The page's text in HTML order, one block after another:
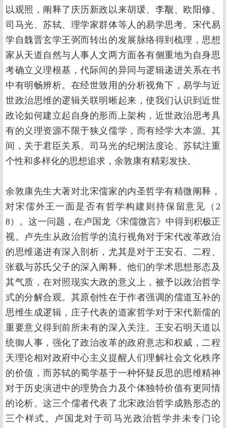
以观照，阐释了庆历新政以来胡瑗、李觏、欧阳修、
司马光、苏轼、理学家群体等人的易学思考。宋代易
学自魏晋玄学王弼而转出的发展脉络得到梳理，思想
家从天道自然与人事人文两方面各有侧重地为自身思
考确立义理根基，代际间的异同与逻辑递进关系在书
中有明畅辨析。在经世致用的分析视角下，易学与近
世政治思维的逻辑关联明晰起来，使我们认识到近世
政论如何建立起自身的形而上架构，近世政治思考具
有的义理资源不限于狭义儒学，而有经学大本源。其
间，关于君臣关系、司马光的纪纲法度论、苏轼注重
个性和多样化的思想追求，余敦康有精彩发抉。
余敦康先生大著对北宋儒家的内圣哲学有精微阐释，
对宋儒外王一面是否有哲学构建则持保留意见（2
8）。这一问题，在卢国龙《宋儒微言》中得到积极正
视。卢先生从政治哲学的流行视角对于宋代改革政治
的思维递进有深入剖析，尤其是对于王安石、二程、
张载与苏氏父子的深入阐释。他们的学术思想形态及
其气质，在对照现实大政的意义上，被予以政治哲学
式的分解合观。其原创性在于作者强调的儒道互补的
思维生成逻辑，庄子代表的道家哲学对于宋代新儒的
重要意义得到前所未有的深入关注。王安石明天道以
统御人事，强化了政治改革的政府意志和权威，二程
天理论相对政府中心主义提醒人们理解社会文化秩序
的价值，而苏轼的蜀学基于一种怀疑反思的思维精神
对于历史演进中的理势合力及个体独特价值有更同情
的论析。这三个儒者代表了北宋政治哲学成熟形态的
三个样式。卢国龙对于司马光政治哲学并未专门论